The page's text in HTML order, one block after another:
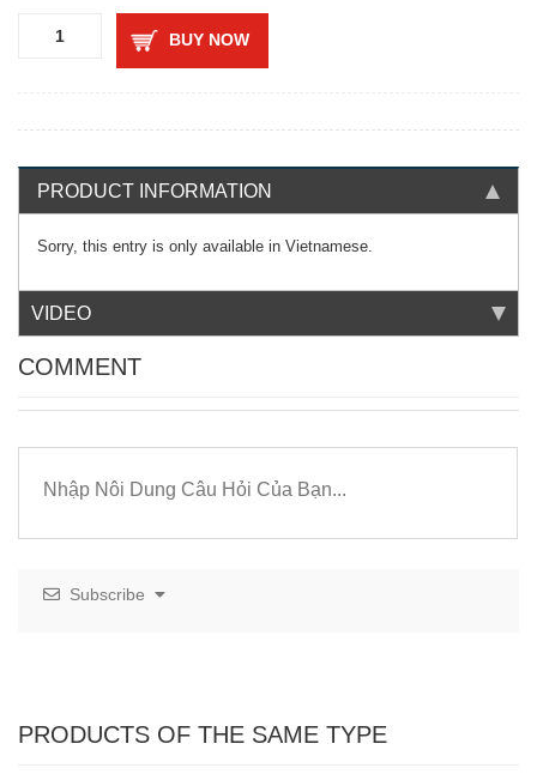
BUY NOW
PRODUCT INFORMATION
Sorry, this entry is only available in Vietnamese.
VIDEO
COMMENT
Subscribe
PRODUCTS OF THE SAME TYPE